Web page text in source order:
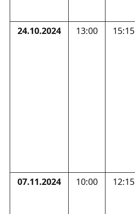
24.10.2024 13:00 15:15
07.11.2024 10:00 12:15